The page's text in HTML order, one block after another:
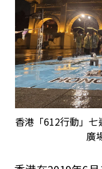
香港「612行動」
廣